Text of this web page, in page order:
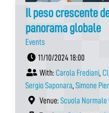
Il peso crescente
panorama globale
Events
11/10/2024 18:00
With: Carola Frediani,
Sergio Saponara, Simone
Venue: Scuola Normale